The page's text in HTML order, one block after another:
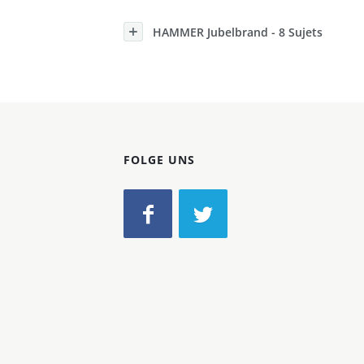
HAMMER Jubelbrand - 8 Sujets
FOLGE UNS